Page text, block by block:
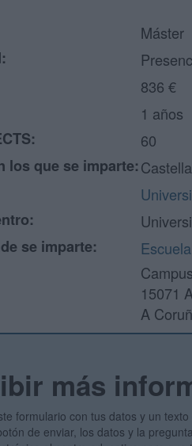
Máster
836 €
1 años
60
los que se imparte:
se imparte:
15071
A
más
formulario con tus datos y un
de enviar, los datos y la